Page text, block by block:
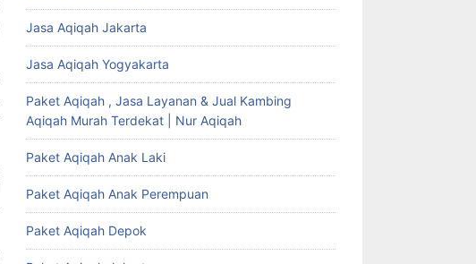
Jasa Aqiqah Jakarta
Jasa Aqiqah Yogyakarta
Paket Aqiqah , Jasa Layanan & Jual Kambing
Aqiqah Murah Terdekat | Nur Aqiqah
Paket Aqiqah Anak Laki
Paket Aqiqah Anak Perempuan
Paket Aqiqah Depok